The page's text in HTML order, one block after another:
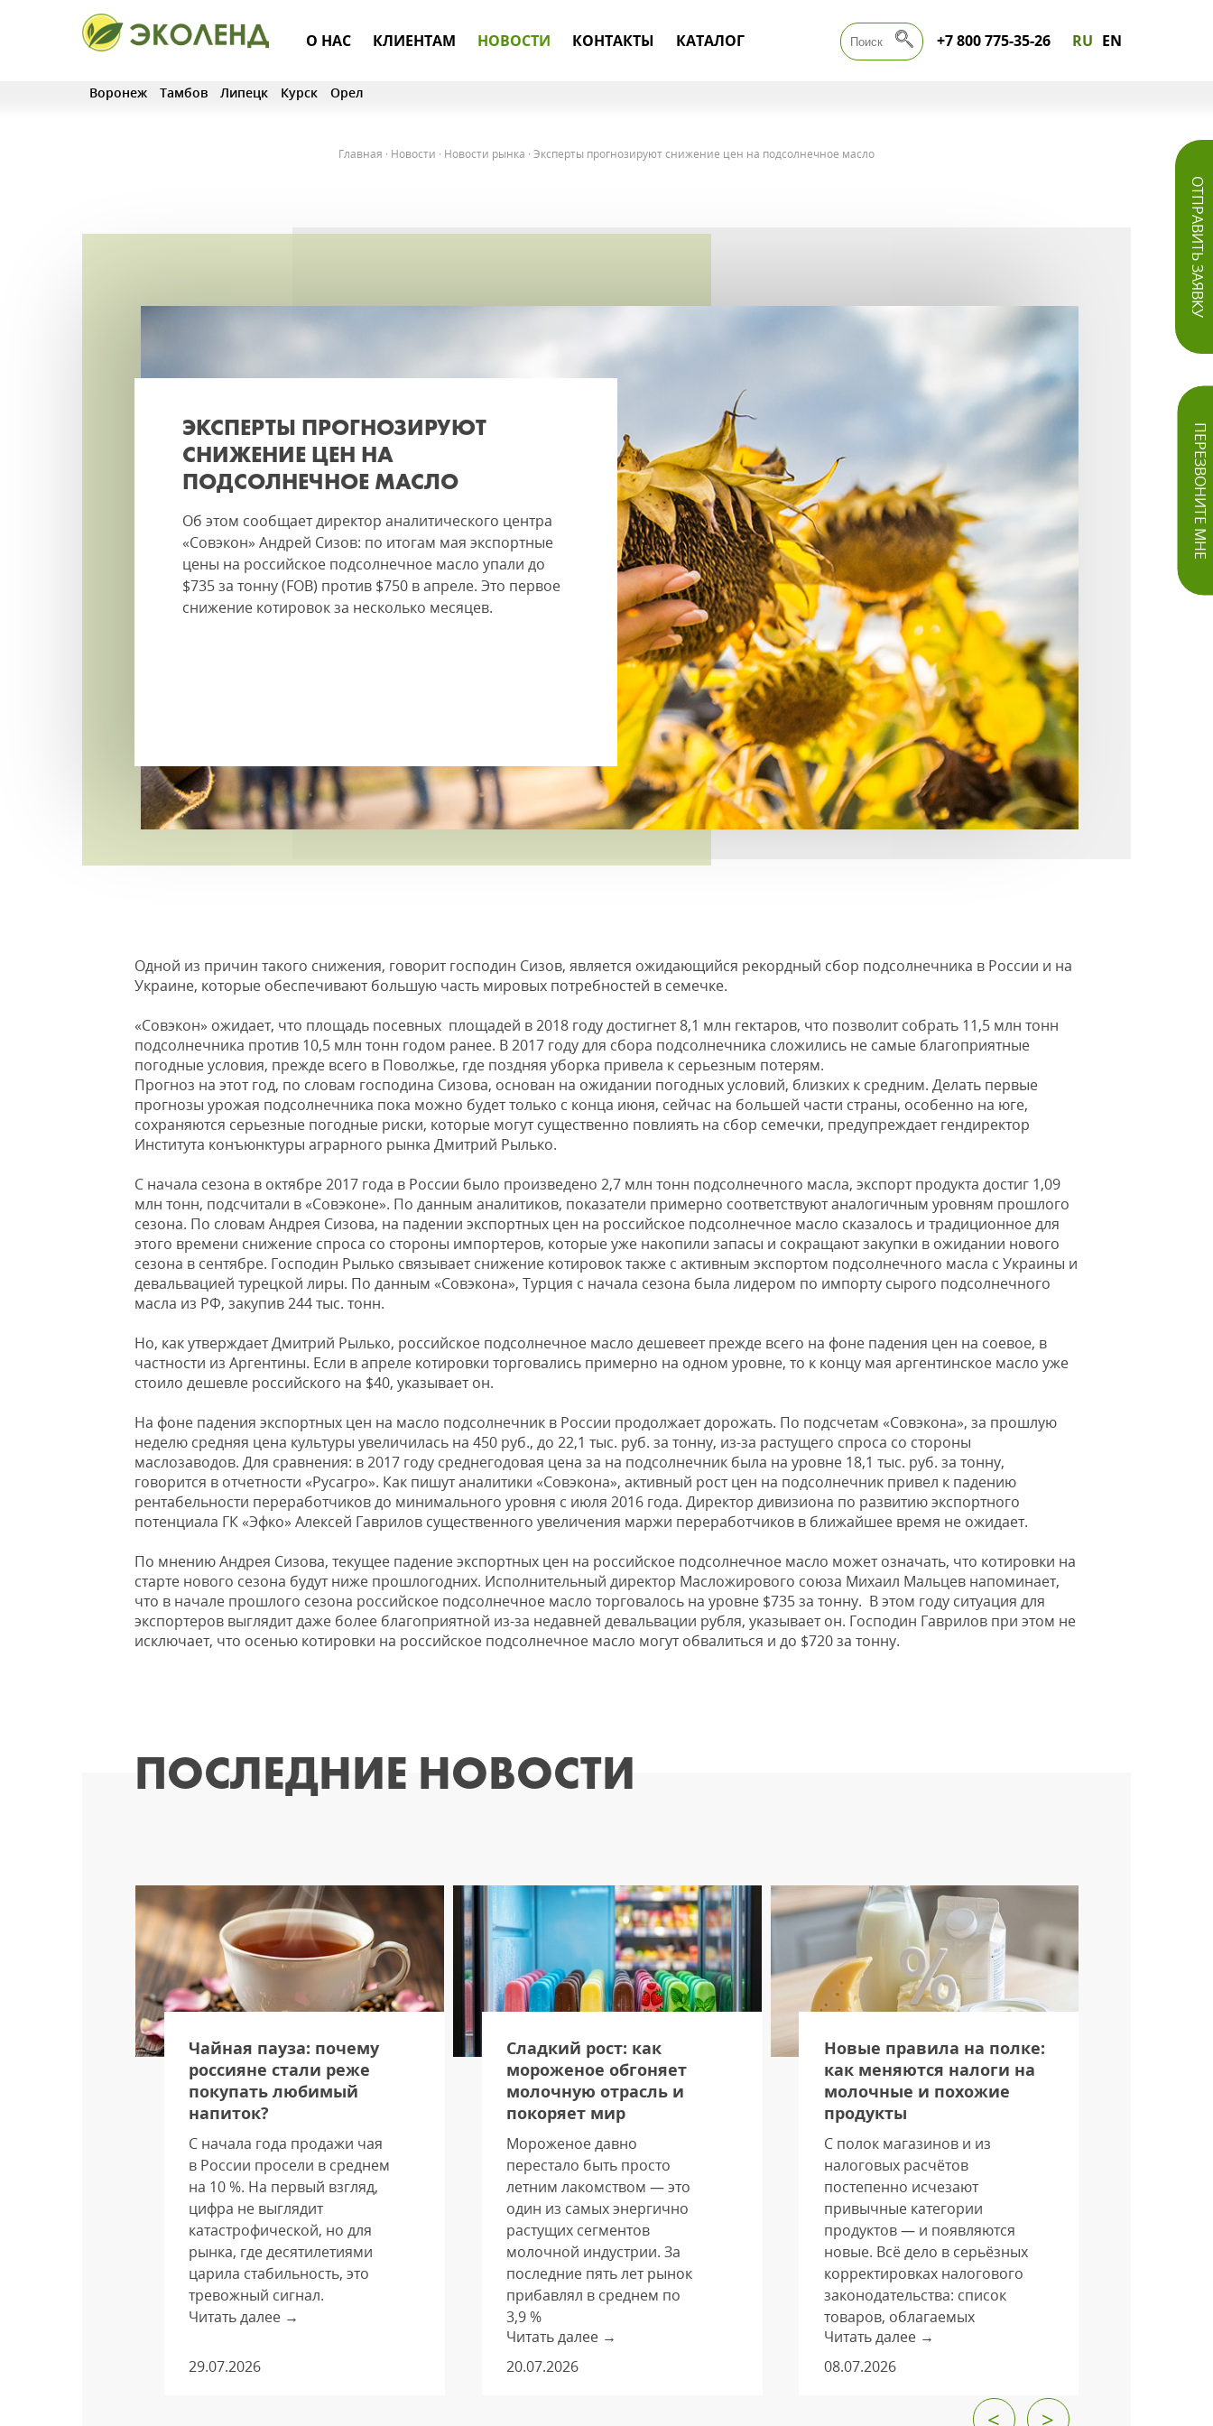
О НАС КЛИЕНТАМ НОВОСТИ КОНТАКТЫ КАТАЛОГ +7 800 775-35-26 RU EN
ОТПРАВИТЬ ЗАЯВКУ
ПЕРЕЗВОНИТЕ МНЕ
Воронеж Тамбов Липецк Курск Орел
Главная · Новости · Новости рынка · Эксперты прогнозируют снижение цен на подсолнечное масло
ЭКСПЕРТЫ ПРОГНОЗИРУЮТ
СНИЖЕНИЕ ЦЕН НА
ПОДСОЛНЕЧНОЕ МАСЛО
Об этом сообщает директор аналитического центра
«Совэкон» Андрей Сизов: по итогам мая экспортные
цены на российское подсолнечное масло упали до
$735 за тонну (FOB) против $750 в апреле. Это первое
снижение котировок за несколько месяцев.
Одной из причин такого снижения, говорит господин Сизов, является ожидающийся рекордный сбор подсолнечника в России и на
Украине, которые обеспечивают большую часть мировых потребностей в семечке.
«Совэкон» ожидает, что площадь посевных площадей в 2018 году достигнет 8,1 млн гектаров, что позволит собрать 11,5 млн тонн
подсолнечника против 10,5 млн тонн годом ранее. В 2017 году для сбора подсолнечника сложились не самые благоприятные
погодные условия, прежде всего в Поволжье, где поздняя уборка привела к серьезным потерям.
Прогноз на этот год, по словам господина Сизова, основан на ожидании погодных условий, близких к средним. Делать первые
прогнозы урожая подсолнечника пока можно будет только с конца июня, сейчас на большей части страны, особенно на юге,
сохраняются серьезные погодные риски, которые могут существенно повлиять на сбор семечки, предупреждает гендиректор
Института конъюнктуры аграрного рынка Дмитрий Рылько.
С начала сезона в октябре 2017 года в России было произведено 2,7 млн тонн подсолнечного масла, экспорт продукта достиг 1,09
млн тонн, подсчитали в «Совэконе». По данным аналитиков, показатели примерно соответствуют аналогичным уровням прошлого
сезона. По словам Андрея Сизова, на падении экспортных цен на российское подсолнечное масло сказалось и традиционное для
этого времени снижение спроса со стороны импортеров, которые уже накопили запасы и сокращают закупки в ожидании нового
сезона в сентябре. Господин Рылько связывает снижение котировок также с активным экспортом подсолнечного масла с Украины и
девальвацией турецкой лиры. По данным «Совэкона», Турция с начала сезона была лидером по импорту сырого подсолнечного
масла из РФ, закупив 244 тыс. тонн.
Но, как утверждает Дмитрий Рылько, российское подсолнечное масло дешевеет прежде всего на фоне падения цен на соевое, в
частности из Аргентины. Если в апреле котировки торговались примерно на одном уровне, то к концу мая аргентинское масло уже
стоило дешевле российского на $40, указывает он.
На фоне падения экспортных цен на масло подсолнечник в России продолжает дорожать. По подсчетам «Совэкона», за прошлую
неделю средняя цена культуры увеличилась на 450 руб., до 22,1 тыс. руб. за тонну, из-за растущего спроса со стороны
маслозаводов. Для сравнения: в 2017 году среднегодовая цена за на подсолнечник была на уровне 18,1 тыс. руб. за тонну,
говорится в отчетности «Русагро». Как пишут аналитики «Совэкона», активный рост цен на подсолнечник привел к падению
рентабельности переработчиков до минимального уровня с июля 2016 года. Директор дивизиона по развитию экспортного
потенциала ГК «Эфко» Алексей Гаврилов существенного увеличения маржи переработчиков в ближайшее время не ожидает.
По мнению Андрея Сизова, текущее падение экспортных цен на российское подсолнечное масло может означать, что котировки на
старте нового сезона будут ниже прошлогодних. Исполнительный директор Масложирового союза Михаил Мальцев напоминает,
что в начале прошлого сезона российское подсолнечное масло торговалось на уровне $735 за тонну. В этом году ситуация для
экспортеров выглядит даже более благоприятной из-за недавней девальвации рубля, указывает он. Господин Гаврилов при этом не
исключает, что осенью котировки на российское подсолнечное масло могут обвалиться и до $720 за тонну.
ПОСЛЕДНИЕ НОВОСТИ
Чайная пауза: почему
россияне стали реже
покупать любимый
напиток?
С начала года продажи чая
в России просели в среднем
на 10 %. На первый взгляд,
цифра не выглядит
катастрофической, но для
рынка, где десятилетиями
царила стабильность, это
тревожный сигнал.
Читать далее →
29.07.2026
Сладкий рост: как
мороженое обгоняет
молочную отрасль и
покоряет мир
Мороженое давно
перестало быть просто
летним лакомством — это
один из самых энергично
растущих сегментов
молочной индустрии. За
последние пять лет рынок
прибавлял в среднем по
3,9 %
ежегодно — показатель,
который почти втрое
Читать далее →
20.07.2026
Новые правила на полке:
как меняются налоги на
молочные и похожие
продукты
С полок магазинов и из
налоговых расчётов
постепенно исчезают
привычные категории
продуктов — и появляются
новые. Всё дело в серьёзных
корректировках налогового
законодательства: список
товаров, облагаемых
льготной ставкой НДС
в 10 %, заметно перекроили.
федеральным законом
Читать далее →
08.07.2026
< >